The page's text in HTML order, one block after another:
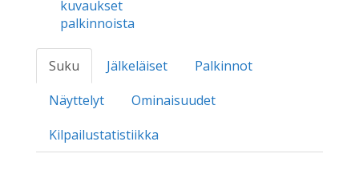
kuvaukset
palkinnoista
Suku Jälkeläiset
Palkinnot
Näyttelyt
Ominaisuudet
Kilpailustatistiikka